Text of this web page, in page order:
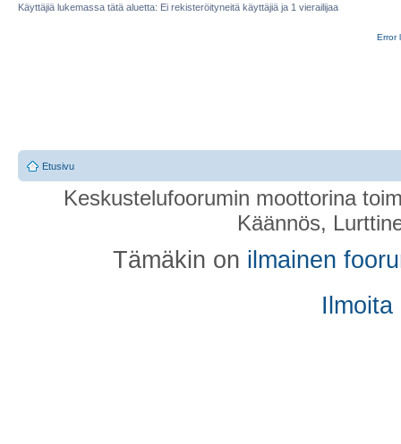
Käyttäjiä lukemassa tätä aluetta: Ei rekisteröityneitä käyttäjiä ja 1 vierailijaa
Error
Etusivu
Keskustelufoorumin moottorina
Käännös,
Tämäkin on ilmainen